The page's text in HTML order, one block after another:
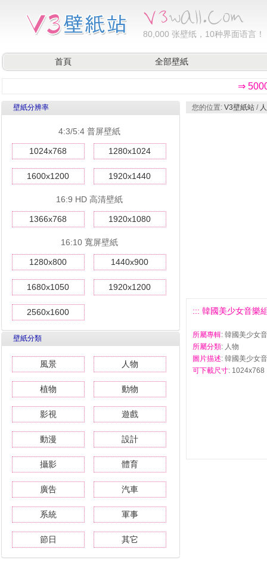
80,000 张壁纸，10种界面语言！
首頁 全部壁紙
⇒
壁紙分辨率
4:3/5:4 普屏壁紙
1024x768 1280x1024
1600x1200 1920x1440
16:9 HD 高清壁紙
1366x768 1920x1080
16:10 寬屏壁紙
1280x800 1440x900
1680x1050 1920x1200
2560x1600
壁紙分類
風景 人物
植物 動物
影視 遊戲
動漫 設計
攝影 體育
廣告 汽車
系統 軍事
節日 其它
您的位置: V3壁紙站 /
::: 韓國美少女音樂
所屬專輯: 韓國美少女
所屬分類: 人物
圖片描述: 韓國美少女
可下載尺寸: